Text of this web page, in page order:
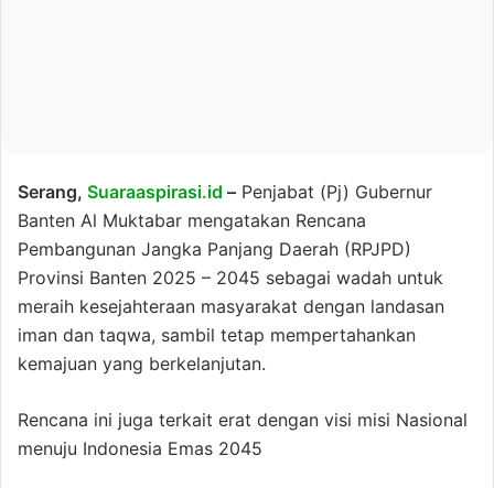
Serang, Suaraaspirasi.id – Penjabat (Pj) Gubernur
Banten Al Muktabar mengatakan Rencana
Pembangunan Jangka Panjang Daerah (RPJPD)
Provinsi Banten 2025 – 2045 sebagai wadah untuk
meraih kesejahteraan masyarakat dengan landasan
iman dan taqwa, sambil tetap mempertahankan
kemajuan yang berkelanjutan.
Rencana ini juga terkait erat dengan visi misi Nasional
menuju Indonesia Emas 2045